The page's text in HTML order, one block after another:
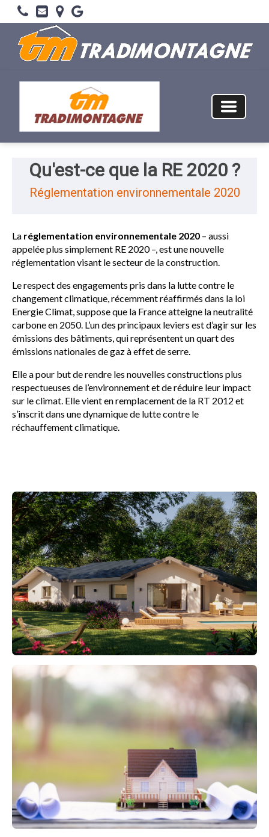
Qu'est-ce que la RE 2020 ?
Réglementation environnementale 2020
La réglementation environnementale 2020 – aussi
appelée plus simplement RE 2020 –, est une nouvelle
réglementation visant le secteur de la construction.
Le respect des engagements pris dans la lutte contre le
changement climatique, récemment réaffirmés dans la loi
Energie Climat, suppose que la France atteigne la neutralité
carbone en 2050. L’un des principaux leviers est d’agir sur les
émissions des bâtiments, qui représentent un quart des
émissions nationales de gaz à effet de serre.
Elle a pour but de rendre les nouvelles constructions plus
respectueuses de l’environnement et de réduire leur impact
sur le climat. Elle vient en remplacement de la RT 2012 et
s’inscrit dans une dynamique de lutte contre le
réchauffement climatique.